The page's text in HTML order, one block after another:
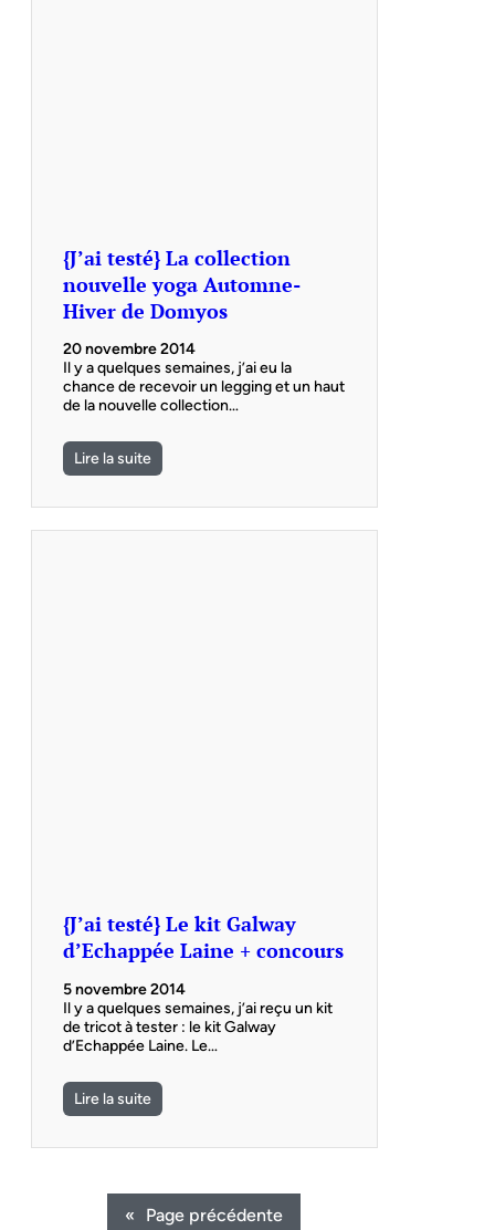
{J’ai testé} La collection
nouvelle yoga Automne-
Hiver de Domyos
20 novembre 2014
Il y a quelques semaines, j’ai eu la
chance de recevoir un legging et un haut
de la nouvelle collection…
Lire la suite
{J’ai testé} Le kit Galway
d’Echappée Laine + concours
5 novembre 2014
Il y a quelques semaines, j’ai reçu un kit
de tricot à tester : le kit Galway
d’Echappée Laine. Le…
Lire la suite
«
Page précédente